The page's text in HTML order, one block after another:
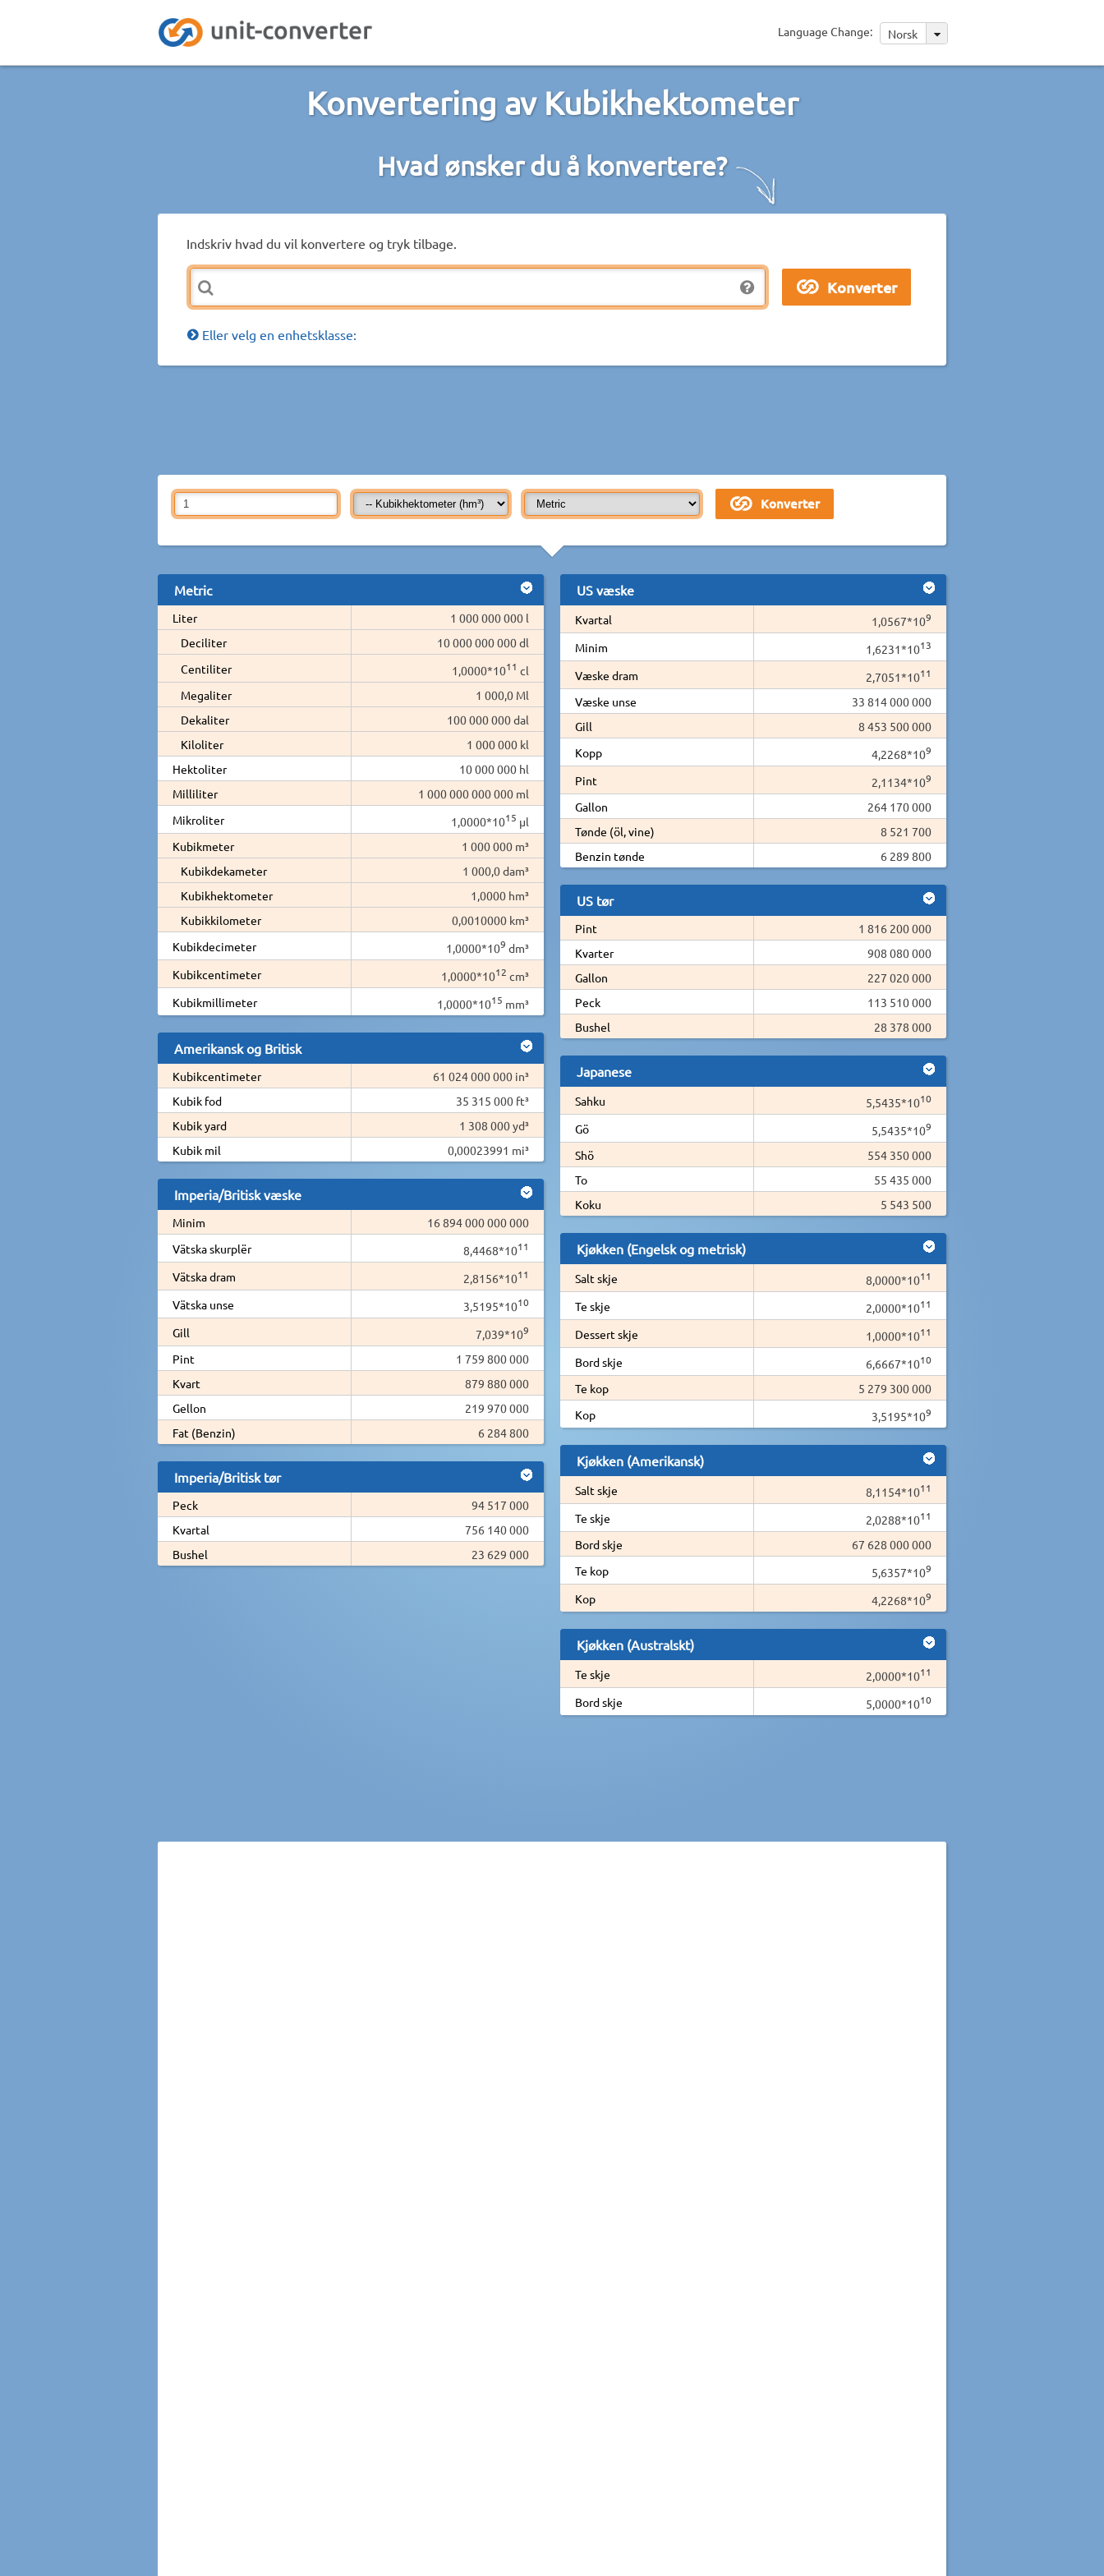
Language Change: Norsk
Konvertering av Kubikhektometer
Hvad ønsker du å konvertere?
Indskriv hvad du vil konvertere og tryk tilbage.
Eller velg en enhetsklasse:
Metric
Liter
1 000 000 000 l
Deciliter
10 000 000 000 dl
Centiliter
1,0000*1011 cl
Megaliter
1 000,0 Ml
Dekaliter
100 000 000 dal
Kiloliter
1 000 000 kl
Hektoliter
10 000 000 hl
Milliliter
1 000 000 000 000 ml
Mikroliter
1,0000*1015 µl
Kubikmeter
1 000 000 m³
Kubikdekameter
1 000,0 dam³
Kubikhektometer
1,0000 hm³
Kubikkilometer
0,0010000 km³
Kubikdecimeter
1,0000*109 dm³
Kubikcentimeter
1,0000*1012 cm³
Kubikmillimeter
1,0000*1015 mm³
Amerikansk og Britisk
Kubikcentimeter
61 024 000 000 in³
Kubik fod
35 315 000 ft³
Kubik yard
1 308 000 yd³
Kubik mil
0,00023991 mi³
Imperia/Britisk væske
Minim
16 894 000 000 000
Vätska skurplër
8,4468*1011
Vätska dram 2,8156*1011
Vätska unse 3,5195*1010
Gill 7,039*109
Pint
1 759 800 000
Kvart
879 880 000
Gellon
219 970 000
Fat (Benzin)
6 284 800
Imperia/Britisk tør
Peck
94 517 000
Kvartal
756 140 000
Bushel
23 629 000
US væske
Kvartal 1,0567*109
Minim 1,6231*1013
Væske dram 2,7051*1011
Væske unse
33 814 000 000
Gill
8 453 500 000
Kopp
4,2268*109
Pint 2,1134*109
Gallon
264 170 000
Tønde (öl, vine)
8 521 700
Benzin tønde
6 289 800
US tør
Pint
1 816 200 000
Kvarter
908 080 000
Gallon
227 020 000
Peck
113 510 000
Bushel
28 378 000
Japanese
Sahku 5,5435*1010
Gö 5,5435*109
Shö
554 350 000
To
55 435 000
Koku
5 543 500
Kjøkken (Engelsk og metrisk)
Salt skje 8,0000*1011
Te skje 2,0000*1011
Dessert skje 1,0000*1011
Bord skje 6,6667*1010
Te kop
5 279 300 000
Kop
3,5195*109
Kjøkken (Amerikansk)
Salt skje 8,1154*1011
Te skje 2,0288*1011
Bord skje
67 628 000 000
Te kop
5,6357*109
Kop 4,2268*109
Kjøkken (Australskt)
Te skje 2,0000*1011
Bord skje 5,0000*1010